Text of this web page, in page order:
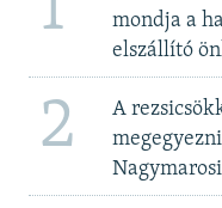
mondja a
elszállító
2
A